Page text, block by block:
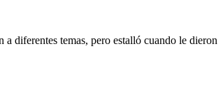
diferentes temas, pero estalló cuando le dieron